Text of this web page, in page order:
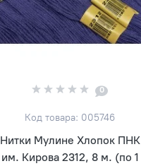
0
Код товара: 005746
Нитки Мулине Хлопок ПНК
им. Кирова 2312, 8 м. (по 1